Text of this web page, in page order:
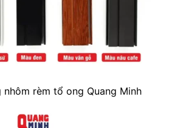
nhôm rèm tổ ong Quang Minh